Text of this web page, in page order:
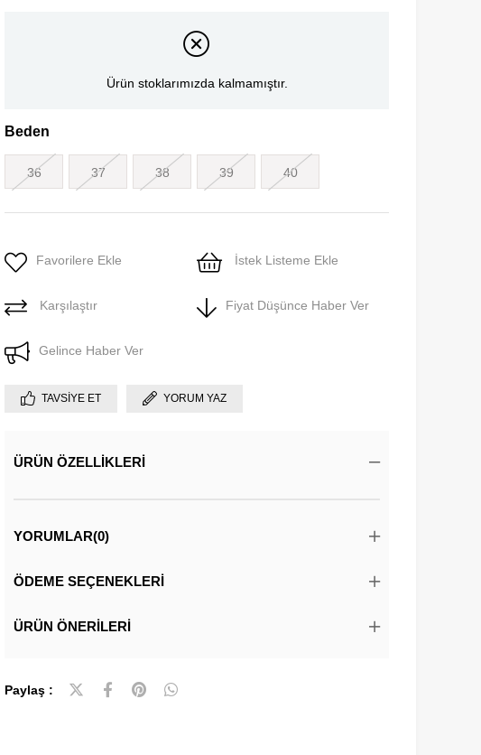
Ürün stoklarımızda kalmamıştır.
Beden
36 37 38 39 40
Favorilere Ekle İstek Listeme Ekle
Karşılaştır Fiyat Düşünce Haber Ver
Gelince Haber Ver
TAVSIYE ET YORUM YAZ
ÜRÜN ÖZELLIKLERI
YORUMLAR(0)
ÖDEME SEÇENEKLERI
ÜRÜN ÖNERILERI
Paylaş :